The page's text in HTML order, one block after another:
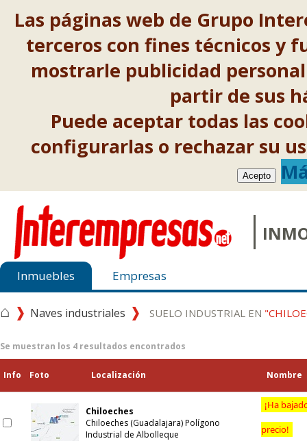
Las páginas web de Grupo
terceros con fines técnicos y
mostrarle publicidad
partir de sus
Puede aceptar todas las
configurarlas o rechazar su
Acepto
Inmuebles Empresas
⌂ Naves industriales SUELO INDUSTRIAL EN
Se muestran los 4 resultados encontrados
Info Foto Localización Nombre
Chiloeches
Chiloeches (Guadalajara) Polígono
Industrial de Albolleque
¡Ha
precio!